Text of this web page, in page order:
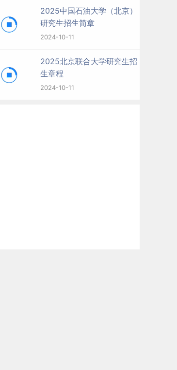
2025中国石油大学（北京）
研究生招生简章
2024-10-11
2025北京联合大学研究生招
生章程
2024-10-11